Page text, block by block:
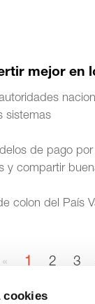
cookies
mejor en
sistemas
de pago
y compartir
colon del País
« 1 2 3